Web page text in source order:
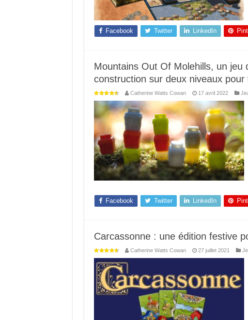
Facebook Twitter LinkedIn
Mountains Out Of Molehills, un jeu
construction sur deux niveaux pour
Catherine Watts Cowan 17 avril 2022
Facebook Twitter LinkedIn
Carcassonne : une édition festive
Catherine Watts Cowan 27 juillet 2021